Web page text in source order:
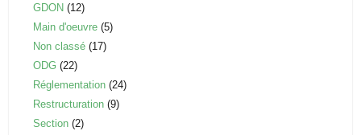
GDON (12)
Main d'oeuvre (5)
Non classé (17)
ODG (22)
Réglementation (24)
Restructuration (9)
Section (2)